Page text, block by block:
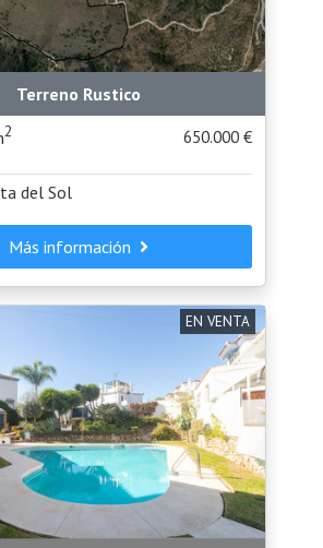
Terreno Rustico
2 650.000 €
del Sol
Más información
EN VENTA